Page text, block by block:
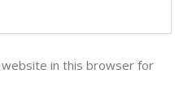
website in this browser for